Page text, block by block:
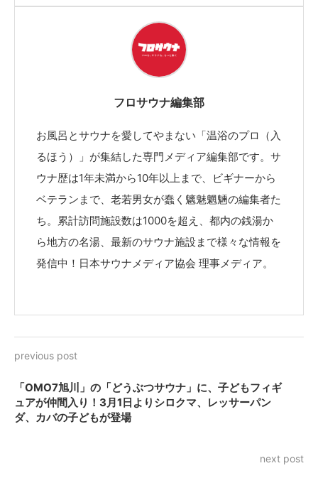
フロサウナ編集部
お風呂とサウナを愛してやまない「温浴のプロ（入
るほう）」が集結した専門メディア編集部です。サ
ウナ歴は1年未満から10年以上まで、ビギナーから
ベテランまで、老若男女が蠢く魑魅魍魎の編集者た
ち。累計訪問施設数は1000を超え、都内の銭湯か
ら地方の名湯、最新のサウナ施設まで様々な情報を
発信中！日本サウナメディア協会 理事メディア。
previous post
「OMO7旭川」の「どうぶつサウナ」に、子どもフィギ
ュアが仲間入り！3月1日よりシロクマ、レッサーパン
ダ、カバの子どもが登場
next post